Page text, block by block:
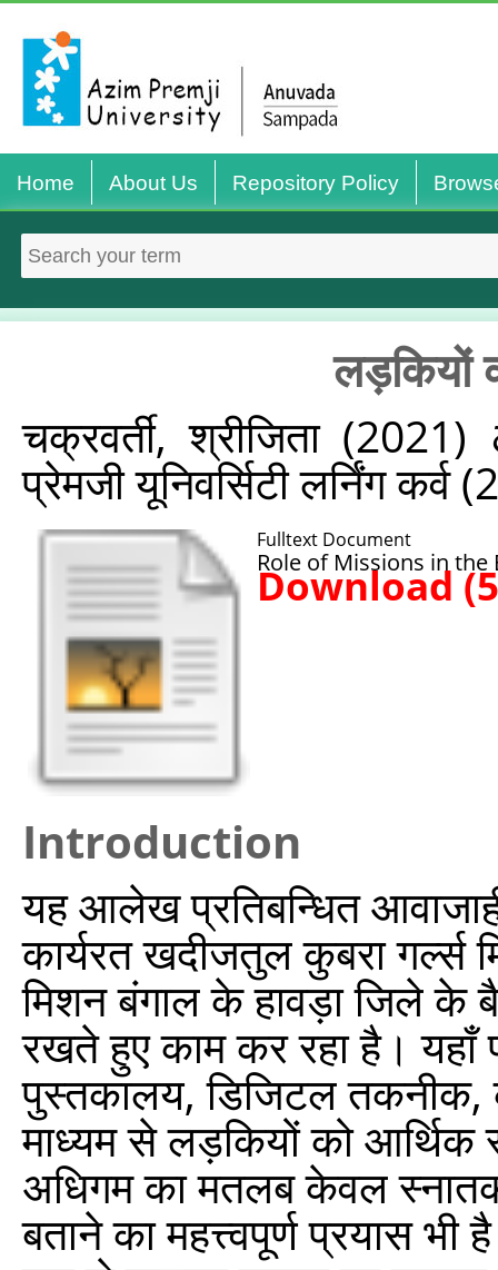
Home About Us Repository Policy
लड़कियों
चक्रवर्ती, श्रीजिता(2021)
प्रेमजी यूनिवर्सिटी लर्निंग
Fulltext Document
Role of Missions in
Download
Introduction
यह आलेख प्रतिबन्धित
कार्यरत खदीजतुल कुबरा
मिशन बंगाल के हावड़ा जिले के
रखते हुए काम कर रहा है। यहाँ
पुस्तकालय, डिजिटल तकनीक,
माध्यम से लड़कियों को आर्थिक
अधिगम का मतलब केवल
बताने का महत्त्वपूर्ण प्रयास